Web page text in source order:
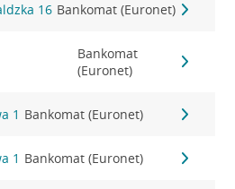
16 Bankomat (Euronet)
Bankomat
(Euronet)
1 Bankomat (Euronet)
1 Bankomat (Euronet)